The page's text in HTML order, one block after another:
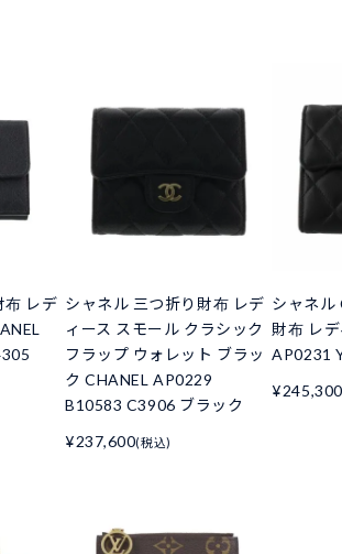
布 レデ シャネル 三つ折り財布 レデ
ィース スモール クラシック
フラップ ウォレット ブラッ
ク CHANEL AP0229
B10583 C3906 ブラック
¥237,600(税込)
シャネル
財布 レ
AP0231
¥245,300